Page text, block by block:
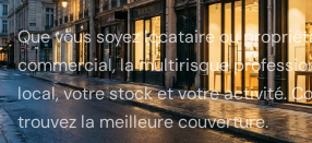
Que vous soyez locataire ou
commercial, la multirisque
local, votre stock et votre activité.
trouvez la meilleure couverture.